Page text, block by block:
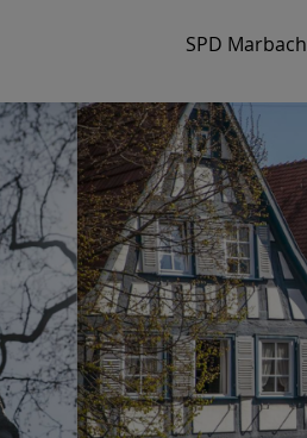
SPD Marbach